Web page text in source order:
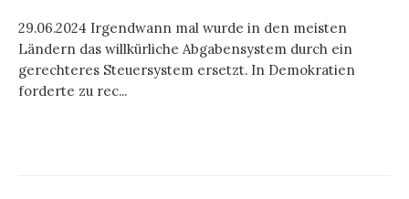
29.06.2024 Irgendwann mal wurde in den meisten
Ländern das willkürliche Abgabensystem durch ein
gerechteres Steuersystem ersetzt. In Demokratien
forderte zu rec...